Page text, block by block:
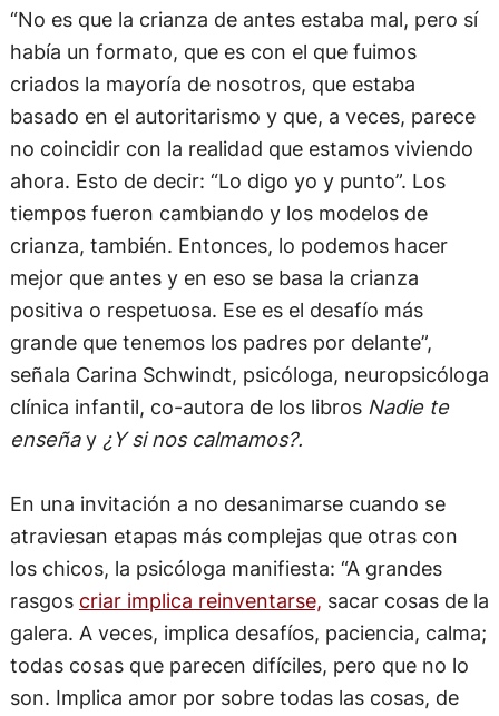
“No es que la crianza de antes estaba mal, pero sí
había un formato, que es con el que fuimos
criados la mayoría de nosotros, que estaba
basado en el autoritarismo y que, a veces, parece
no coincidir con la realidad que estamos viviendo
ahora. Esto de decir: “Lo digo yo y punto”. Los
tiempos fueron cambiando y los modelos de
crianza, también. Entonces, lo podemos hacer
mejor que antes y en eso se basa la crianza
positiva o respetuosa. Ese es el desafío más
grande que tenemos los padres por delante”,
señala Carina Schwindt, psicóloga, neuropsicóloga
clínica infantil, co-autora de los libros Nadie te
enseñay ¿Y si nos calmamos?.
En una invitación a no desanimarse cuando se
atraviesan etapas más complejas que otras con
los chicos, la psicóloga manifiesta: “A grandes
rasgos criar implica reinventarse, sacar cosas de la
galera. A veces, implica desafíos, paciencia, calma;
todas cosas que parecen difíciles, pero que no lo
son. Implica amor por sobre todas las cosas, de